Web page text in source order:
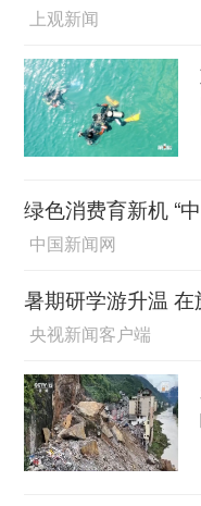
上观新闻
绿色消费育新机 “
中国新闻网
暑期研学游升温
央视新闻客户端